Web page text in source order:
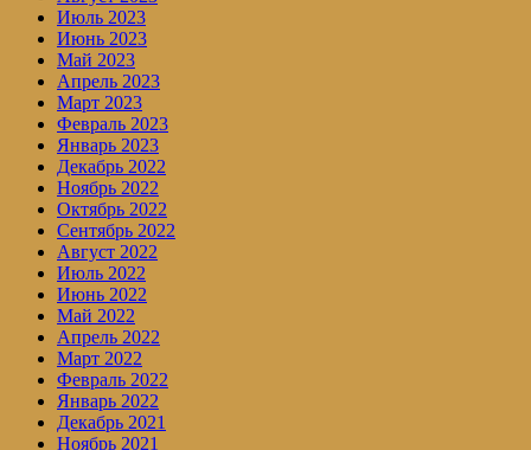
Июль 2023
Июнь 2023
Май 2023
Апрель 2023
Март 2023
Февраль 2023
Январь 2023
Декабрь 2022
Ноябрь 2022
Октябрь 2022
Сентябрь 2022
Август 2022
Июль 2022
Июнь 2022
Май 2022
Апрель 2022
Март 2022
Февраль 2022
Январь 2022
Декабрь 2021
Ноябрь 2021